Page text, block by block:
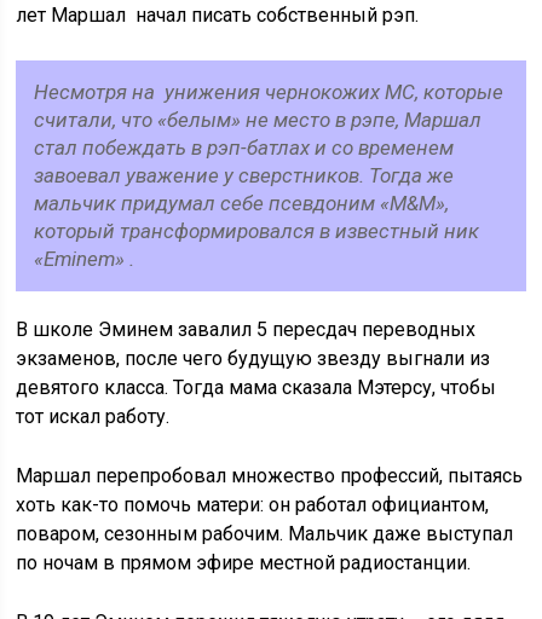
лет Маршал начал писать собственный рэп.
Несмотря на унижения чернокожих MС, которые
считали, что «белым» не место в рэпе, Маршал
стал побеждать в рэп-батлах и со временем
завоевал уважение у сверстников. Тогда же
мальчик придумал себе псевдоним «M&M»,
который трансформировался в известный ник
«Eminem» .
В школе Эминем завалил 5 пересдач переводных
экзаменов, после чего будущую звезду выгнали из
девятого класса. Тогда мама сказала Мэтерсу, чтобы
тот искал работу.
Маршал перепробовал множество профессий, пытаясь
хоть как-то помочь матери: он работал официантом,
поваром, сезонным рабочим. Мальчик даже выступал
по ночам в прямом эфире местной радиостанции.